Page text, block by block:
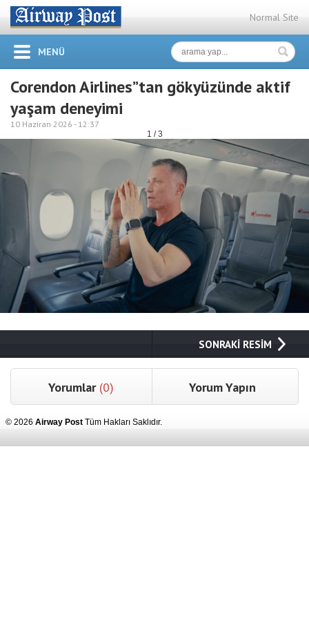
Normal Site
MENÜ
Corendon Airlines”tan gökyüzünde aktif
yaşam deneyimi
10 Haziran 2026 - 12:37
1 / 3
SONRAKİ RESİM
Yorumlar (0) Yorum Yapın
© 2026 Airway Post Tüm Hakları Saklıdır.